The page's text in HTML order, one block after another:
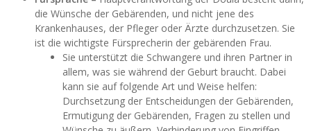
die Wünsche der Gebärenden, und nicht jene des
Krankenhauses, der Pfleger oder Ärzte durchzusetzen. Sie
ist die wichtigste Fürsprecherin der gebärenden Frau.
Sie unterstützt die Schwangere und ihren Partner in
allem, was sie während der Geburt braucht. Dabei
kann sie auf folgende Art und Weise helfen:
Durchsetzung der Entscheidungen der Gebärenden,
Ermutigung der Gebärenden, Fragen zu stellen und